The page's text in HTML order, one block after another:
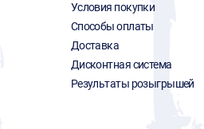
Условия покупки
Способы оплаты
Доставка
Дисконтная система
Результаты розыгрышей